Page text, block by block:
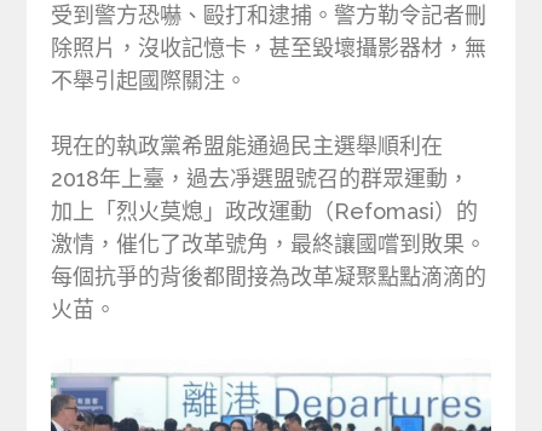
受到警方恐嚇、毆打和逮捕。警方勒令記者刪
除照片，沒收記憶卡，甚至毀壞攝影器材，無
不舉引起國際關注。
現在的執政黨希盟能通過民主選舉順利在
2018年上臺，過去凈選盟號召的群眾運動，
加上「烈火莫熄」政改運動（Refomasi）的
激情，催化了改革號角，最終讓國嚐到敗果。
每個抗爭的背後都間接為改革凝聚點點滴滴的
火苗。